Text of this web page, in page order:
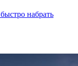
набрать